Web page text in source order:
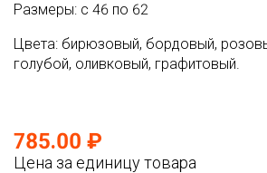
Размеры: с 46 по 62
Цвета: бирюзовый, бордовый,
голубой, оливковый, графитовый.
785.00 ₽
Цена за единицу товара